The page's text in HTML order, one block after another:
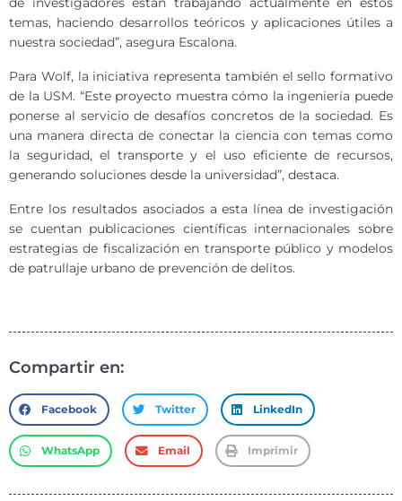
temas, haciendo desarrollos teóricos y aplicaciones útiles a
nuestra sociedad”, asegura Escalona.
Para Wolf, la iniciativa representa también el sello formativo
de la USM. “Este proyecto muestra cómo la ingeniería puede
ponerse al servicio de desafíos concretos de la sociedad. Es
una manera directa de conectar la ciencia con temas como
la seguridad, el transporte y el uso eficiente de recursos,
generando soluciones desde la universidad”, destaca.
Entre los resultados asociados a esta línea de investigación
se cuentan publicaciones científicas internacionales sobre
estrategias de fiscalización en transporte público y modelos
de patrullaje urbano de prevención de delitos.
Compartir en:
Facebook Twitter LinkedIn
WhatsApp Email Imprimir